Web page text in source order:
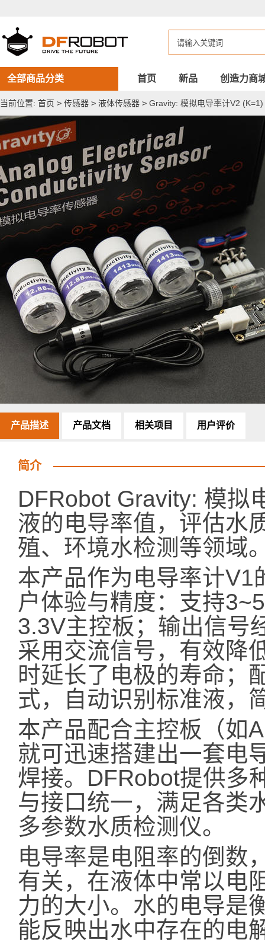
电
导
率
计
V2
(K=1)
全部商品分类 首页 新品 创造力商
当前位置: 首页 > 传感器 > 液体传感器 > Gravity: 模拟电导率计V2 (K=1)
产品描述 产品文档 相关项目 用户评价
简介
DFRobot Gravity: 模拟
液的电导率值，评估水
殖、环境水检测等领域
本产品作为电导率计V1
户体验与精度：支持
3.3V主控板；输出信号
采用交流信号，有效降
时延长了电极的寿命；
式，自动识别标准液，
本产品配合主控板（如
就可迅速搭建出一套电
焊接。DFRobot提供多
与接口统一，满足各类
多参数水质检测仪。
电导率是电阻率的倒数
有关，在液体中常以电
力的大小。水的电导是
能反映出水中存在的电